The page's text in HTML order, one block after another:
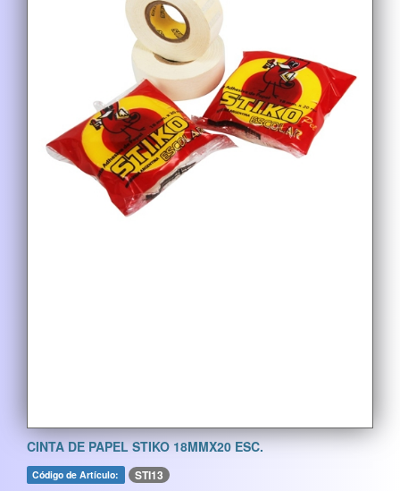
CINTA DE PAPEL STIKO 18MMX20 ESC.
Código de Artículo: STI13